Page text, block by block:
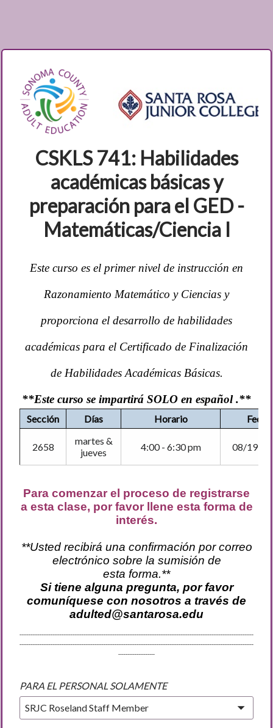
CSKLS 741: Habilidades
académicas básicas y
preparación para el GED -
Matemáticas/Ciencia I
Este curso es el primer nivel de instrucción en
Razonamiento Matemático y Ciencias y
proporciona el desarrollo de habilidades
académicas para el Certificado de Finalización
de Habilidades Académicas Básicas.
**Este curso se impartirá SOLO en español .**
Sección Días Horario
2658
martes &
jueves
4:00 - 6:30 pm 08/19 -
Para comenzar el proceso de registrarse
a esta clase, por favor llene esta forma de
interés.
**Usted recibirá una confirmación por correo
electrónico sobre la sumisión de
esta forma.**
Si tiene alguna pregunta, por favor
comuníquese con nosotros a través de
adulted@santarosa.edu
--------------------------------------------------------------------------------------------------------------------------------
--------------------------------------------------------------------------------------------------------------------------------
--------------------
PARA EL PERSONAL SOLAMENTE
SRJC Roseland Staff Member